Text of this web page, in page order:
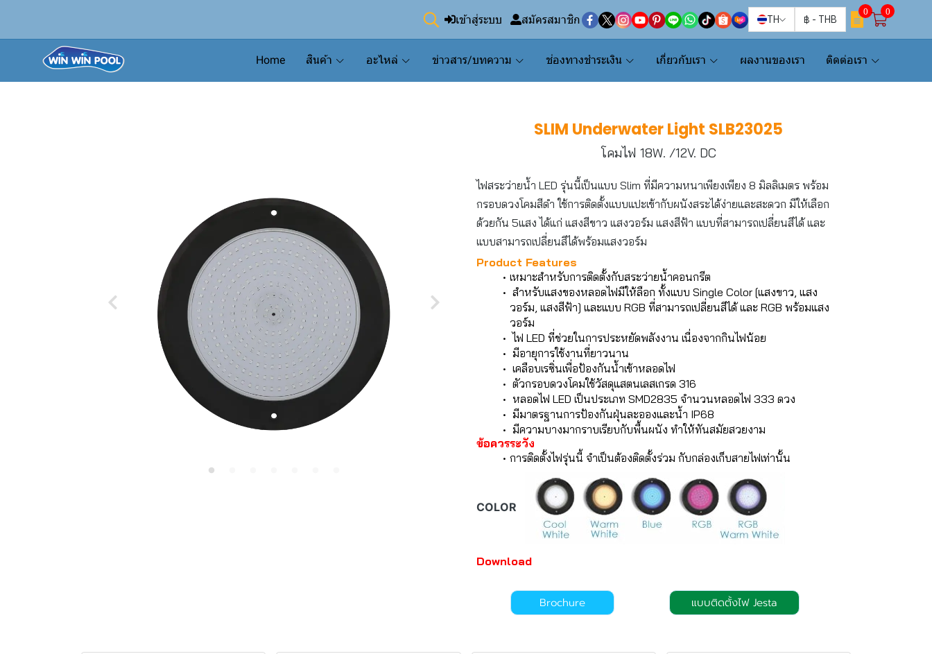
เข้าสู่ระบบ สมัครสมาชิก TH ฿ - THB
0 0
Home สินค้า อะไหล่ ข่าวสาร/บทความ ช่องทางชำระเงิน เกี่ยวกับเรา ผลงานของเรา ติดต่อเรา
SLIM Underwater Light SLB23025
โคมไฟ 18W. /12V. DC
ไฟสระว่ายน้ำ LED รุ่นนี้เป็นแบบ Slim ที่มีความหนาเพียงเพียง 8 มิลลิเมตร พร้อม
กรอบดวงโคมสีดำ ใช้การติดตั้งแบบแปะเข้ากับผนังสระได้ง่ายและสะดวก มีให้เลือก
ด้วยกัน 5แสง ได้แก่ แสงสีขาว แสงวอร์ม แสงสีฟ้า แบบที่สามารถเปลี่ยนสีได้ และ
แบบสามารถเปลี่ยนสีได้พร้อมแสงวอร์ม
Product Features
เหมาะสำหรับการติดตั้งกับสระว่ายน้ำคอนกรีต
สำหรับแสงของหลอดไฟมีให้ลือก ทั้งแบบ Single Color [แสงขาว, แสง
วอร์ม, แสงสีฟ้า] และแบบ RGB ที่สามารถเปลี่ยนสีได้ และ RGB พร้อมแสง
วอร์ม
ไฟ LED ที่ช่วยในการประหยัดพลังงาน เนื่องจากกินไฟน้อย
มีอายุการใช้งานที่ยาวนาน
เคลือบเรซิ่นเพื่อป้องกันน้ำเข้าหลอดไฟ
ตัวกรอบดวงโคมใช้วัสดุแสตนเลสเกรด 316
หลอดไฟ LED เป็นประเภท SMD2835 จำนวนหลอดไฟ 333 ดวง
มีมาตรฐานการป้องกันฝุ่นละอองและน้ำ IP68
มีความบางมากราบเรียบกับพื้นผนัง ทำให้ทันสมัยสวยงาม
ข้อควรระวัง
การติดตั้งไฟรุ่นนี้ จำเป็นต้องติดตั้งร่วม กับกล่องเก็บสายไฟเท่านั้น
COLOR
Download
Brochure แบบติดตั้งไฟ Jesta